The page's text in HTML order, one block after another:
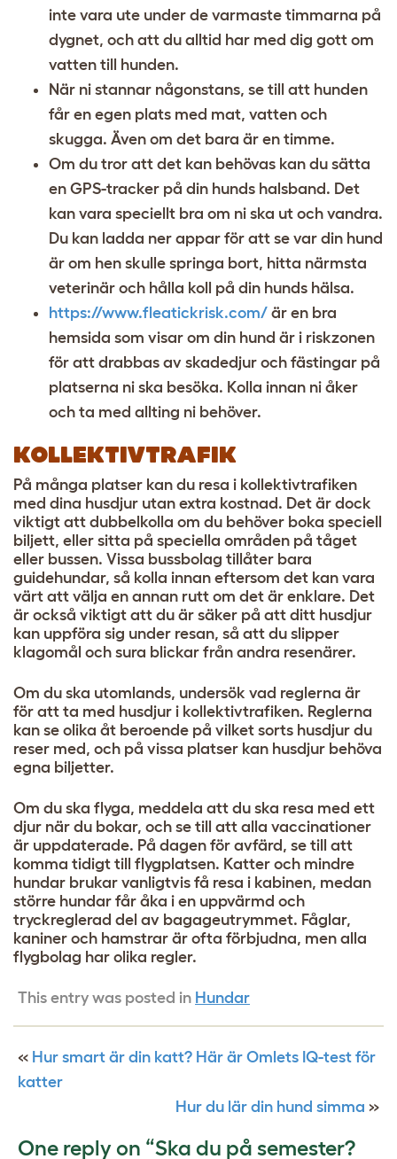
inte vara ute under de varmaste timmarna på
dygnet, och att du alltid har med dig gott om
vatten till hunden.
När ni stannar någonstans, se till att hunden
får en egen plats med mat, vatten och
skugga. Även om det bara är en timme.
Om du tror att det kan behövas kan du sätta
en GPS-tracker på din hunds halsband. Det
kan vara speciellt bra om ni ska ut och vandra.
Du kan ladda ner appar för att se var din hund
är om hen skulle springa bort, hitta närmsta
veterinär och hålla koll på din hunds hälsa.
https://www.fleatickrisk.com/ är en bra
hemsida som visar om din hund är i riskzonen
för att drabbas av skadedjur och fästingar på
platserna ni ska besöka. Kolla innan ni åker
och ta med allting ni behöver.
KOLLEKTIVTRAFIK
På många platser kan du resa i kollektivtrafiken
med dina husdjur utan extra kostnad. Det är dock
viktigt att dubbelkolla om du behöver boka speciell
biljett, eller sitta på speciella områden på tåget
eller bussen. Vissa bussbolag tillåter bara
guidehundar, så kolla innan eftersom det kan vara
värt att välja en annan rutt om det är enklare. Det
är också viktigt att du är säker på att ditt husdjur
kan uppföra sig under resan, så att du slipper
klagomål och sura blickar från andra resenärer.
Om du ska utomlands, undersök vad reglerna är
för att ta med husdjur i kollektivtrafiken. Reglerna
kan se olika åt beroende på vilket sorts husdjur du
reser med, och på vissa platser kan husdjur behöva
egna biljetter.
Om du ska flyga, meddela att du ska resa med ett
djur när du bokar, och se till att alla vaccinationer
är uppdaterade. På dagen för avfärd, se till att
komma tidigt till flygplatsen. Katter och mindre
hundar brukar vanligtvis få resa i kabinen, medan
större hundar får åka i en uppvärmd och
tryckreglerad del av bagageutrymmet. Fåglar,
kaniner och hamstrar är ofta förbjudna, men alla
flygbolag har olika regler.
This entry was posted in Hundar
« Hur smart är din katt? Här är Omlets IQ-test för
katter
Hur du lär din hund simma »
One reply on “Ska du på semester?